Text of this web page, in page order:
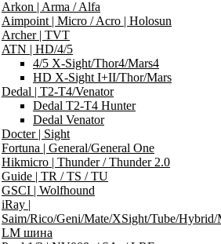
Arkon | Arma / Alfa
Aimpoint | Micro / Acro | Holosun
Archer | TVT
ATN | HD/4/5
4/5 X-Sight/Thor4/Mars4
HD X-Sight I+II/Thor/Mars
Dedal | T2-T4/Venator
Dedal T2-T4 Hunter
Dedal Venator
Docter | Sight
Fortuna | General/General One
Hikmicro | Thunder / Thunder 2.0
Guide | TR / TS / TU
GSCI | Wolfhound
iRay |
Saim/Rico/Geni/Mate/XSight/Tube/
LM шина